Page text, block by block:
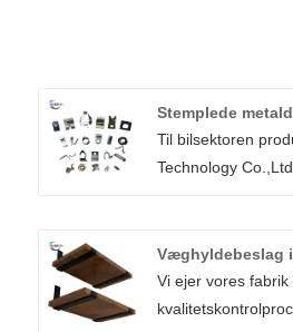
Stemplede
Til bilsektoren
Technology
med behovene for
højere kvalitet,
leveringstider. Fra
Væghyldebeslag
Vi ejer vores